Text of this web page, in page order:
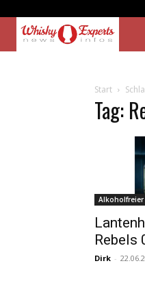
Start
Tag:
Alkoholfreier
Rebels
Dirk -